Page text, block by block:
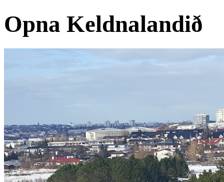
Opna Keldnalandið